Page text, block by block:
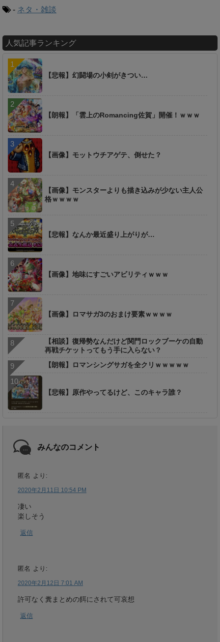
- ネタ・雑談
人気記事ランキング
【悲報】幻闘場の小剣がきつい…
【朗報】「雲上のRomancing佐賀」開催！ｗｗｗ
【画像】モットウチアゲテ、倒せた？
【画像】モンスターよりも描き込みが少ない主人公
格ｗｗｗｗ
【悲報】なんか最近盛り上がりが…
【画像】地味にすごいアビリティｗｗｗ
【画像】ロマサガ3のおまけ要素ｗｗｗｗ
【相談】復帰勢なんだけど関門ロックブーケの自動
再戦チケットってもう手に入らない？
【朗報】ロマンシングサガを全クリｗｗｗｗｗ
【悲報】原作やってるけど、このキャラ誰？
みんなのコメント
匿名 より:
2020年2月11日 10:54 PM
凄い
楽しそう
返信
匿名 より:
2020年2月12日 7:01 AM
許可なく糞まとめの餌にされて可哀想
返信